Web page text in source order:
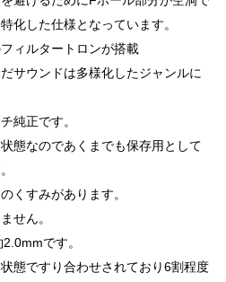
化した仕様となっています。
ィルタートロンが搭載
サウンドは多様化したジャンルに
純正です。
態なのであくまでも保存用として
くすみがあります。
せん。
です。
態ですり合わせされており6割程度